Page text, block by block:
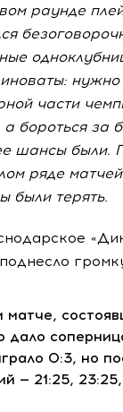
раунде
части
а бороться за
шансы были.
ряде
были терять.
матче,
дало
0:3, но
— 21:25,